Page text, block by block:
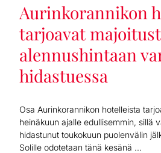
Aurinkorannikon
tarjoavat
alennushintaan
hidastuessa
Osa Aurinkorannikon hotelleista
heinäkuun ajalle edullisemmin, sillä
hidastunut toukokuun puolenvälin
Solille odotetaan tänä kesänä ...